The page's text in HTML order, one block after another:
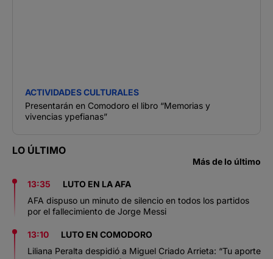
ACTIVIDADES CULTURALES
Presentarán en Comodoro el libro “Memorias y
vivencias ypefianas”
LO ÚLTIMO
Más de lo último
13:35
LUTO EN LA AFA
AFA dispuso un minuto de silencio en todos los partidos
por el fallecimiento de Jorge Messi
13:10
LUTO EN COMODORO
Liliana Peralta despidió a Miguel Criado Arrieta: “Tu aporte